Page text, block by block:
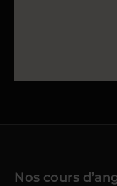
Nos cours